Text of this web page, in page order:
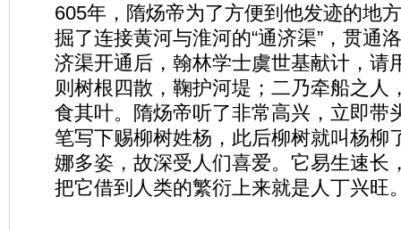
605年，隋炀帝为了方便到他发迹的地
掘了连接黄河与淮河的“通济渠”，贯通
济渠开通后，翰林学士虞世基献计，请
则树根四散，鞠护河堤；二乃牵船之人
食其叶。隋炀帝听了非常高兴，立即带
笔写下赐柳树姓杨，此后柳树就叫杨柳
娜多姿，故深受人们喜爱。它易生速长
把它借到人类的繁衍上来就是人丁兴旺